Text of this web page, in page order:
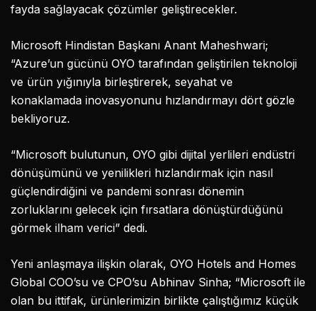
fayda sağlayacak çözümler geliştirecekler.
Microsoft Hindistan Başkanı Anant Maheshwari;
“Azure’un gücünü OYO tarafından geliştirilen teknoloji
ve ürün yığınıyla birleştirerek, seyahat ve
konaklamada inovasyonunu hızlandırmayı dört gözle
bekliyoruz.
“Microsoft bulutunun, OYO gibi dijital yerlileri endüstri
dönüşümünü ve yenilikleri hızlandırmak için nasıl
güçlendirdiğini ve pandemi sonrası dönemin
zorluklarını gelecek için fırsatlara dönüştürdüğünü
görmek ilham verici” dedi.
Yeni anlaşmaya ilişkin olarak, OYO Hotels and Homes
Global COO’su ve CPO’su Abhinav Sinha; “Microsoft ile
olan bu ittifak, ürünlerimizin birlikte çalıştığımız küçük